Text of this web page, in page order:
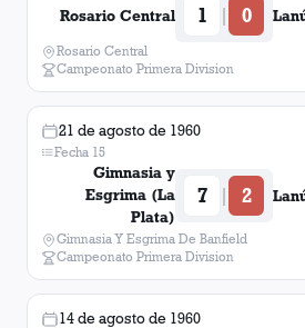
Rosario Central 1 | 0
Rosario Central
Campeonato Primera Division
21 de agosto de 1960
Fecha 15
Gimnasia y
Esgrima (La
Plata)
7 | 2
Gimnasia Y Esgrima De Banfield
Campeonato Primera Division
14 de agosto de 1960